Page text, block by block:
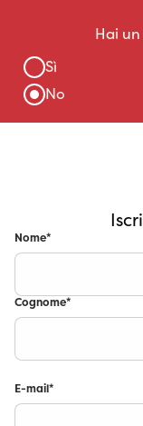
Nome*
Cognome*
E-mail*